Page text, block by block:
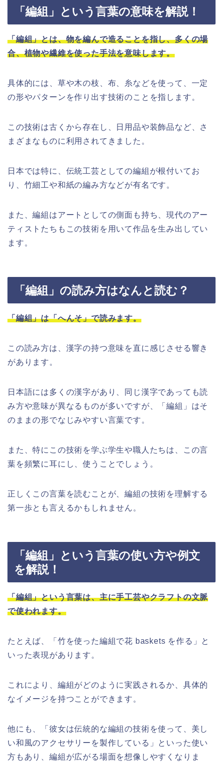
「編組」という言葉の意味を解説！
「編組」とは、物を編んで造ることを指し、多くの場
合、植物や繊維を使った手法を意味します。
具体的には、草や木の枝、布、糸などを使って、一定
の形やパターンを作り出す技術のことを指します。
この技術は古くから存在し、日用品や装飾品など、さ
まざまなものに利用されてきました。
日本では特に、伝統工芸としての編組が根付いてお
り、竹細工や和紙の編み方などが有名です。
また、編組はアートとしての側面も持ち、現代のアー
ティストたちもこの技術を用いて作品を生み出してい
ます。
「編組」の読み方はなんと読む？
「編組」は「へんそ」で読みます。
この読み方は、漢字の持つ意味を直に感じさせる響き
があります。
日本語には多くの漢字があり、同じ漢字であっても読
み方や意味が異なるものが多いですが、「編組」はそ
のままの形でなじみやすい言葉です。
また、特にこの技術を学ぶ学生や職人たちは、この言
葉を頻繁に耳にし、使うことでしょう。
正しくこの言葉を読むことが、編組の技術を理解する
第一歩とも言えるかもしれません。
「編組」という言葉の使い方や例文
を解説！
「編組」という言葉は、主に手工芸やクラフトの文脈
で使われます。
たとえば、「竹を使った編組で花 baskets を作る」と
いった表現があります。
これにより、編組がどのように実践されるか、具体的
なイメージを持つことができます。
他にも、「彼女は伝統的な編組の技術を使って、美し
い和風のアクセサリーを製作している」といった使い
方もあり、編組が広がる場面を想像しやすくなりま